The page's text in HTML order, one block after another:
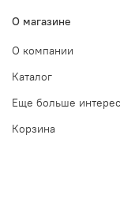
О магазине
О компании
Каталог
Еще больше
Корзина